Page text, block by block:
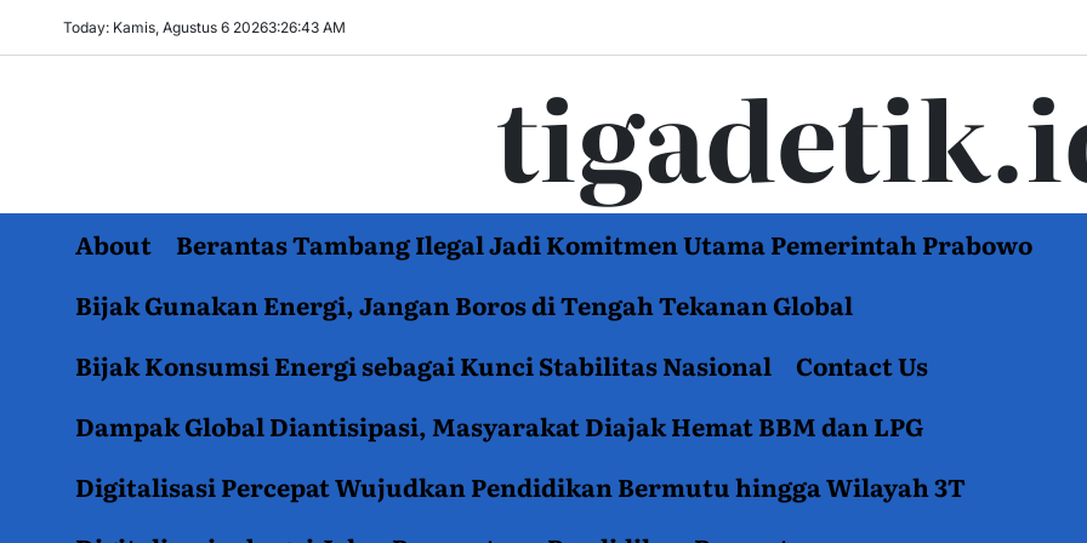
Today: Kamis, Agustus 6 20263:26:44 AM
About
Berantas Tambang Ilegal Jadi Komitmen Utama Pemerintah Prabowo
Bijak Gunakan Energi, Jangan Boros di Tengah Tekanan Global
Bijak Konsumsi Energi sebagai Kunci Stabilitas Nasional
Contact Us
Dampak Global Diantisipasi, Masyarakat Diajak Hemat BBM dan LPG
Digitalisasi Percepat Wujudkan Pendidikan Bermutu hingga Wilayah 3T